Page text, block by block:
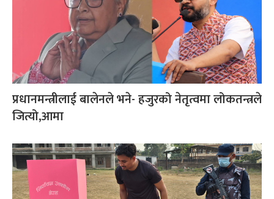
प्रधानमन्त्रीलाई बालेनले भने- हजुरको नेतृत्वमा लोकतन्त्रले
जित्यो,आमा